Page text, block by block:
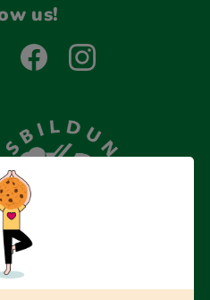
us!
Ausbildungspark: Wir
bei deinem Start in den